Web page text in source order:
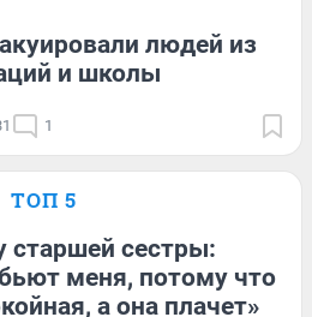
людей из
и школы
1
ТОП 5
старшей сестры:
меня, потому что
а она плачет»